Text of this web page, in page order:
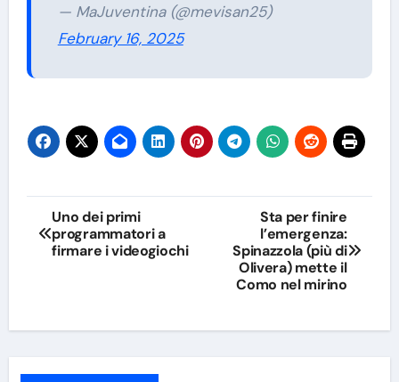
— MaJuventina (@mevisan25)
February 16, 2025
Navigazione
articoli
Uno dei primi
programmatori a
firmare i videogiochi
Sta per finire
l’emergenza:
Spinazzola (più di
Olivera) mette il
Como nel mirino